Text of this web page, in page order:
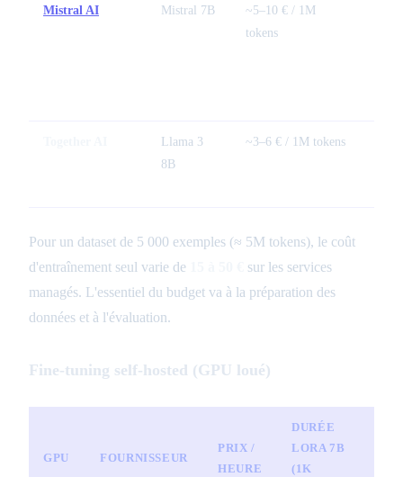
Mistral AI Mistral 7B
~5–10 € / 1M
tokens
Llama 3
8B
~3–6 € / 1M tokens
Pour un dataset de 5 000 exemples (≈ 5M tokens), le coût
d'entraînement seul varie de
sur les services
managés. L'essentiel du budget va à la préparation des
données et à l'évaluation.
Fine-tuning self-hosted (GPU loué)
GPU FOURNISSEUR
PRIX /
HEURE
DURÉE
LORA 7B
(1K